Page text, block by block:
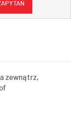
zewnątrz,